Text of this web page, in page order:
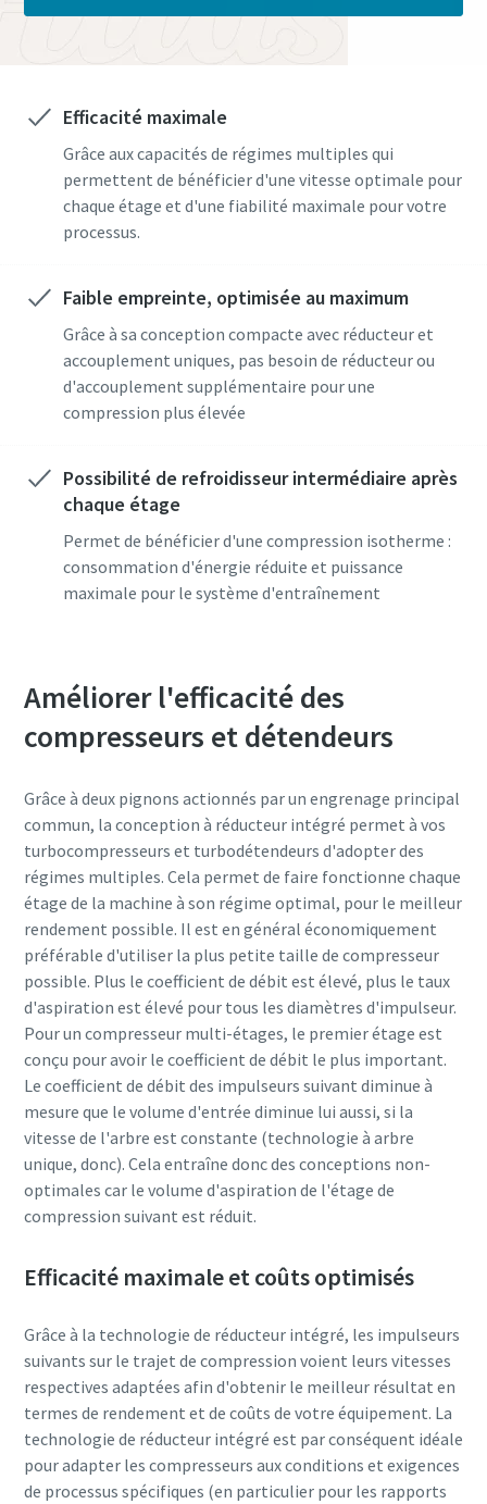
10 étapes pour une production éco-
responsable et plus efficace
En savoir plus
Tout ce que vous devez savoir sur votre
processus de transport pneumatique
Découvrez comment créer un processus de transport
pneumatique plus efficace.
Efficacité maximale
Grâce aux capacités de régimes multiples qui
permettent de bénéficier d'une vitesse optimale pour
chaque étage et d'une fiabilité maximale pour votre
processus.
Faible empreinte, optimisée au maximum
Grâce à sa conception compacte avec réducteur et
accouplement uniques, pas besoin de réducteur ou
d'accouplement supplémentaire pour une
compression plus élevée
Possibilité de refroidisseur intermédiaire après
chaque étage
Permet de bénéficier d'une compression isotherme :
consommation d'énergie réduite et puissance
maximale pour le système d'entraînement
Améliorer l'efficacité des
compresseurs et détendeurs
Grâce à deux pignons actionnés par un engrenage principal
commun, la conception à réducteur intégré permet à vos
turbocompresseurs et turbodétendeurs d'adopter des
régimes multiples. Cela permet de faire fonctionne chaque
étage de la machine à son régime optimal, pour le meilleur
rendement possible. Il est en général économiquement
préférable d'utiliser la plus petite taille de compresseur
possible. Plus le coefficient de débit est élevé, plus le taux
d'aspiration est élevé pour tous les diamètres d'impulseur.
Pour un compresseur multi-étages, le premier étage est
conçu pour avoir le coefficient de débit le plus important.
Le coefficient de débit des impulseurs suivant diminue à
mesure que le volume d'entrée diminue lui aussi, si la
vitesse de l'arbre est constante (technologie à arbre
unique, donc). Cela entraîne donc des conceptions non-
optimales car le volume d'aspiration de l'étage de
compression suivant est réduit.
Efficacité maximale et coûts optimisés
Grâce à la technologie de réducteur intégré, les impulseurs
suivants sur le trajet de compression voient leurs vitesses
respectives adaptées afin d'obtenir le meilleur résultat en
termes de rendement et de coûts de votre équipement. La
technologie de réducteur intégré est par conséquent idéale
pour adapter les compresseurs aux conditions et exigences
de processus spécifiques (en particulier pour les rapports